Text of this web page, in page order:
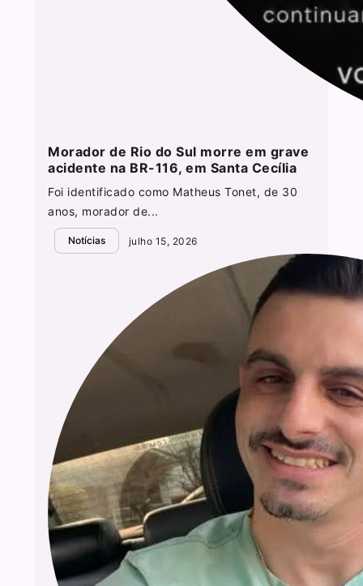
Morador de Rio do Sul morre em grave
acidente na BR-116, em Santa Cecília
Foi identificado como Matheus Tonet, de 30
anos, morador de...
Notícias julho 15, 2026